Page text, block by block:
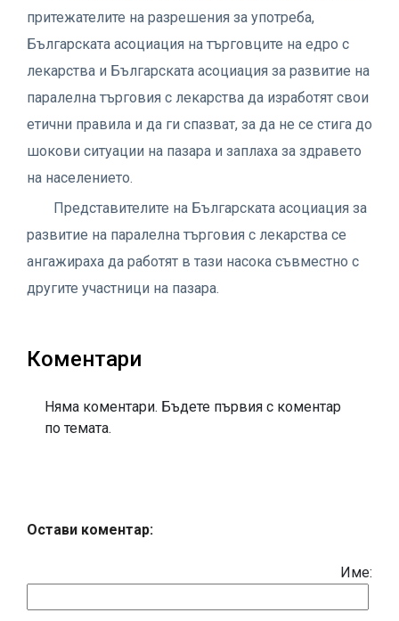
притежателите на разрешения за употреба,
Българската асоциация на търговците на едро с
лекарства и Българската асоциация за развитие на
паралелна търговия с лекарства да изработят свои
етични правила и да ги спазват, за да не се стига до
шокови ситуации на пазара и заплаха за здравето
на населението.
Представителите на Българската асоциация за
развитие на паралелна търговия с лекарства се
ангажираха да работят в тази насока съвместно с
другите участници на пазара.
Коментари
Няма коментари. Бъдете първия с коментар
по темата.
Остави коментар:
Име: